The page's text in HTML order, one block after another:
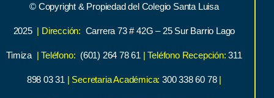
© Copyright & Propiedad del Colegio Santa Luisa
2025 | Dirección: Carrera 73 # 42G – 25 Sur Barrio Lago
Timiza | Teléfono: (601) 264 78 61 | Teléfono Recepción: 311
898 03 31 | Secretaria Académica:300 338 60 78 |